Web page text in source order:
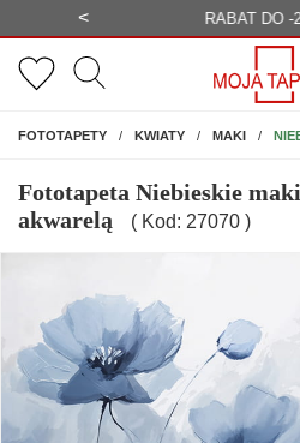
< BEZPŁATNA
FOTOTAPETYNA ŚCIANĘ
KWIATY MAKI
Fototapeta Niebieskie
akwarelą
( Kod: 27070 )